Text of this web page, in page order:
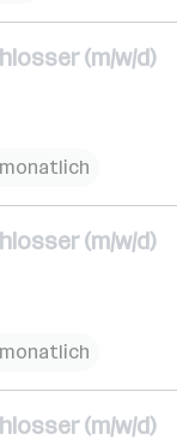
(m/w/d)
(m/w/d)
(m/w/d)